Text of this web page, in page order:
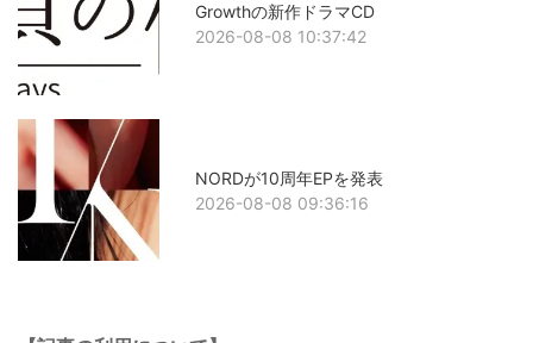
Growthの新作ドラマCD
2026-08-08 10:37:42
NORDが10周年EPを発表
2026-08-08 09:36:16